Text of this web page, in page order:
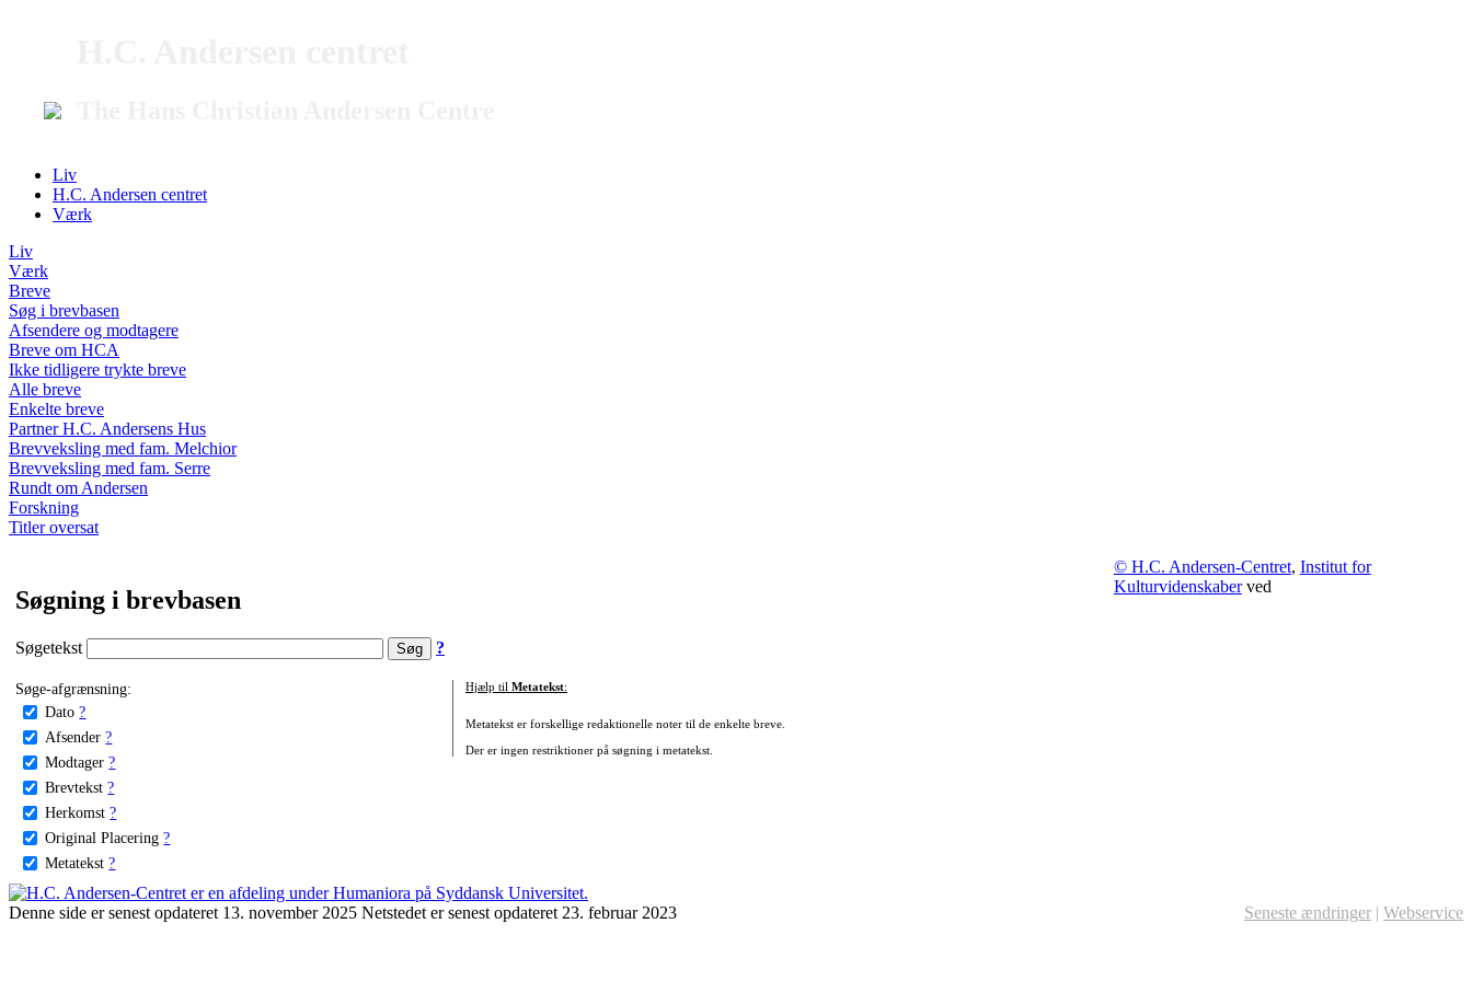
Liv
H.C. Andersen centret
Værk
Liv
Værk
Breve
Søg i brevbasen
Afsendere og modtagere
Breve om HCA
Ikke tidligere trykte breve
Alle breve
Enkelte breve
Partner H.C. Andersens Hus
Brevveksling med fam. Melchior
Brevveksling med fam. Serre
Rundt om Andersen
Forskning
Titler oversat
Søgning i brevbasen
Søgetekst ?
Søge-afgrænsning:
Dato ?
Afsender ?
Modtager ?
Brevtekst ?
Herkomst ?
Original Placering ?
Metatekst ?
Hjælp til Metatekst:
Metatekst er forskellige redaktionelle noter til de enkelte breve.
Der er ingen restriktioner på søgning i metatekst.
© H.C. Andersen-Centret, Institut for
Kulturvidenskaberved
Denne side er senest opdateret 13. november 2025 Netstedet er senest opdateret 23. februar 2023 Seneste ændringer | Webservice